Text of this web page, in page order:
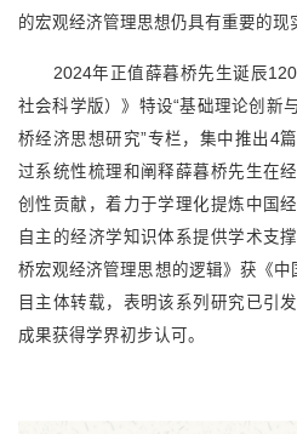
的宏观经济管理思想仍具有重要的现
2024年正值薛暮桥先生诞辰120
社会科学版）》特设“基础理论创新
桥经济思想研究”专栏，集中推出 4
过系统性梳理和阐释薛暮桥先生在
创性贡献，着力于学理化提炼中国
自主的经济学知识体系提供学术支
桥宏观经济管理思想的逻辑》获 《
目主体转载，表明该系列研究已引
成果获得学界初步认可。